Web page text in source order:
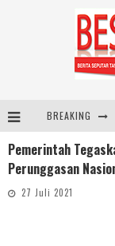
BREAKING
Pemerintah
Perunggasan
27 Juli 2021